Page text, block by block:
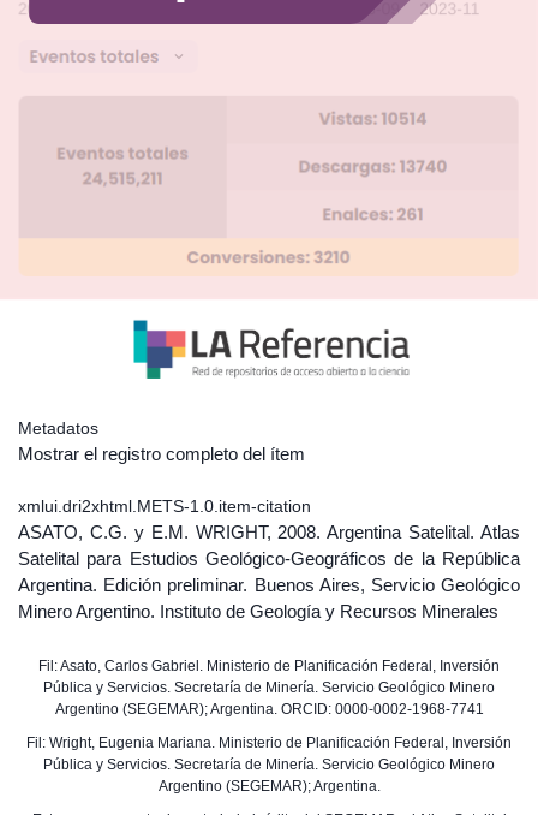
Metadatos
Mostrar el registro completo del ítem
xmlui.dri2xhtml.METS-1.0.item-citation
ASATO, C.G. y E.M. WRIGHT, 2008. Argentina Satelital. Atlas
Satelital para Estudios Geológico-Geográficos de la República
Argentina. Edición preliminar. Buenos Aires, Servicio Geológico
Minero Argentino. Instituto de Geología y Recursos Minerales
Fil: Asato, Carlos Gabriel. Ministerio de Planificación Federal, Inversión
Pública y Servicios. Secretaría de Minería. Servicio Geológico Minero
Argentino (SEGEMAR); Argentina. ORCID: 0000-0002-1968-7741
Fil: Wright, Eugenia Mariana. Ministerio de Planificación Federal, Inversión
Pública y Servicios. Secretaría de Minería. Servicio Geológico Minero
Argentino (SEGEMAR); Argentina.